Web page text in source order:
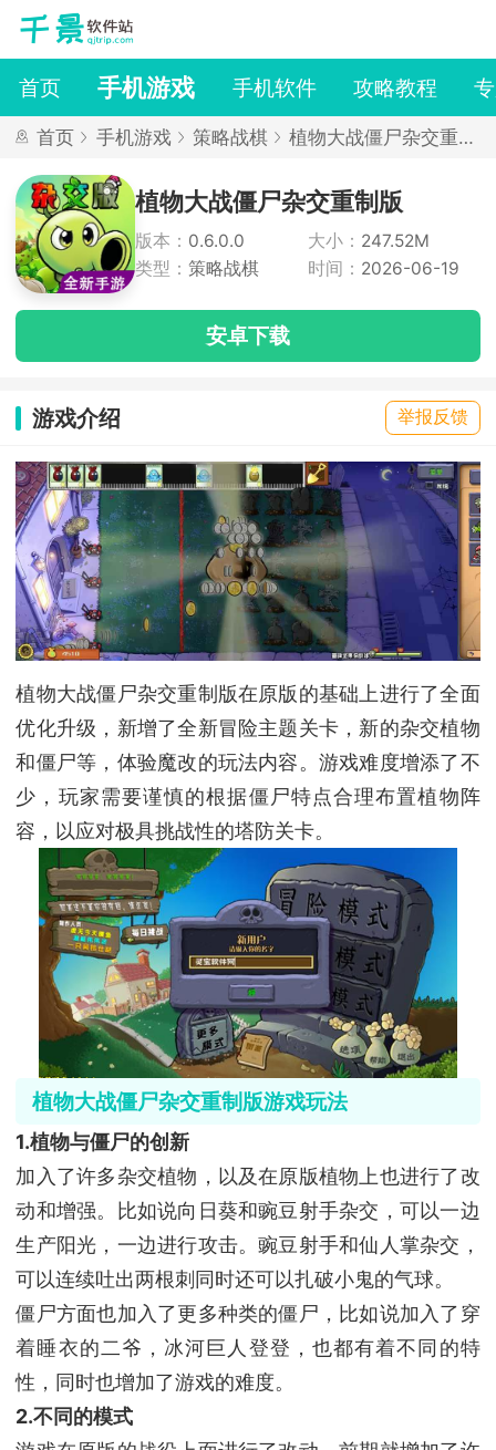
首页 手机游戏 手机软件 攻略教程
首页 手机游戏 策略战棋
植物大战僵尸杂交重制
植物大战僵尸杂交重制版
版本： 0.6.0.0 大小： 247.52M
类型： 策略战棋 时间： 2026-06-19
安卓下载
游戏介绍 举报反馈
植物大战僵尸杂交重制版在原版的基础上进行了全面
优化升级，新增了全新冒险主题关卡，新的杂交植物
和僵尸等，体验魔改的玩法内容。游戏难度增添了不
少，玩家需要谨慎的根据僵尸特点合理布置植物阵
容，以应对极具挑战性的塔防关卡。
植物大战僵尸杂交重制版游戏玩法
1.植物与僵尸的创新
加入了许多杂交植物，以及在原版植物上也进行了改
动和增强。比如说向日葵和豌豆射手杂交，可以一边
生产阳光，一边进行攻击。豌豆射手和仙人掌杂交，
可以连续吐出两根刺同时还可以扎破小鬼的气球。
僵尸方面也加入了更多种类的僵尸，比如说加入了穿
着睡衣的二爷，冰河巨人登登，也都有着不同的特
性，同时也增加了游戏的难度。
2.不同的模式